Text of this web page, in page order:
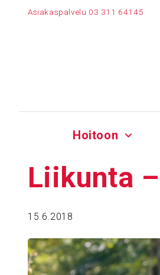
Asiakaspalvelu 03 311 64145
Hoitoon
Liikunta
15.6.2018